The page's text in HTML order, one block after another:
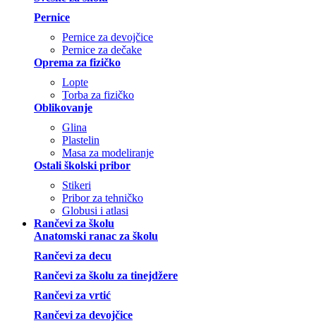
Pernice
Pernice za devojčice
Pernice za dečake
Oprema za fizičko
Lopte
Torba za fizičko
Oblikovanje
Glina
Plastelin
Masa za modeliranje
Ostali školski pribor
Stikeri
Pribor za tehničko
Globusi i atlasi
Rančevi za školu
Anatomski ranac za školu
Rančevi za decu
Rančevi za školu za tinejdžere
Rančevi za vrtić
Rančevi za devojčice